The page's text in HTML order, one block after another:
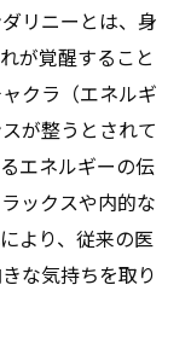
リニーとは、身
が覚醒すること
クラ（エネルギ
が整うとされて
エネルギーの伝
ックスや内的な
より、従来の医
な気持ちを取り